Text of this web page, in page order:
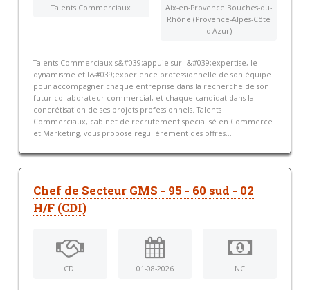
Talents Commerciaux
Aix-en-Provence Bouches-du-
Rhône (Provence-Alpes-Côte
d'Azur)
Talents Commerciaux s&#039;appuie sur l&#039;expertise, le
dynamisme et l&#039;expérience professionnelle de son équipe
pour accompagner chaque entreprise dans la recherche de son
futur collaborateur commercial, et chaque candidat dans la
concrétisation de ses projets professionnels. Talents
Commerciaux, cabinet de recrutement spécialisé en Commerce
et Marketing, vous propose régulièrement des offres...
Chef de Secteur GMS - 95 - 60 sud - 02
H/F (CDI)
CDI 01-08-2026 NC